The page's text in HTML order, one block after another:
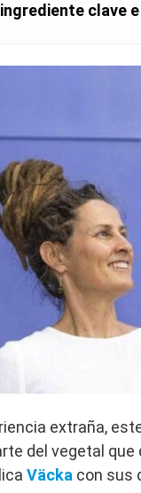
clave
extraña,
del vegetal
Väcka con sus